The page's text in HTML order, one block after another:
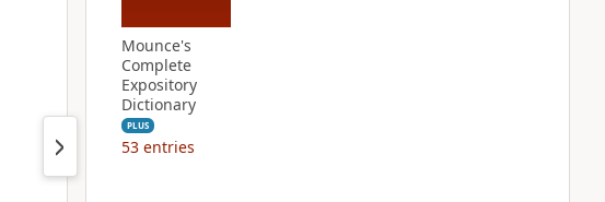
Mounce's
Complete
Expository
Dictionary
PLUS
53 entries